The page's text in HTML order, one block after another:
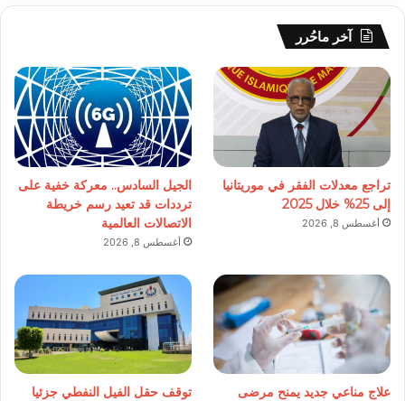
آخر ماحُرر
تراجع معدلات الفقر في موريتانيا
إلى 25% خلال 2025
أغسطس 8, 2026
الجيل السادس.. معركة خفية على
ترددات قد تعيد رسم خريطة
الاتصالات العالمية
أغسطس 8, 2026
علاج مناعي جديد يمنح مرضى
توقف حقل الفيل النفطي جزئيا